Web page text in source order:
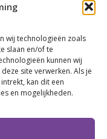
wij technologieën zoals
slaan en/of te
kunnen wij
site verwerken. Als je
kan dit een
en mogelijkheden.